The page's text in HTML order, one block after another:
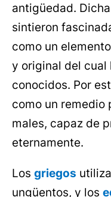
antigüedad.
sintieron
como un
y original del cual
conocidos. Por
como un remedio
males, capaz de
eternamente.
Los griegos
ungüentos, y los